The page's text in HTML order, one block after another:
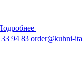
94 83 order@kuhni-